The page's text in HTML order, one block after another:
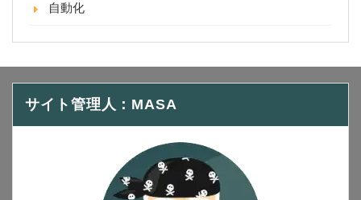
自動化
サイト管理人：MASA